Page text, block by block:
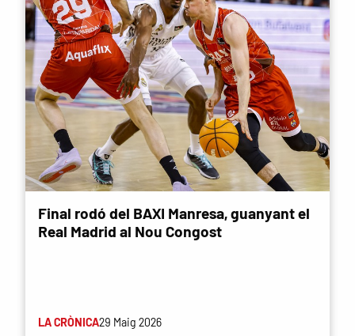
Final rodó del BAXI Manresa, guanyant el
Real Madrid al Nou Congost
LA CRÒNICA29 Maig 2026